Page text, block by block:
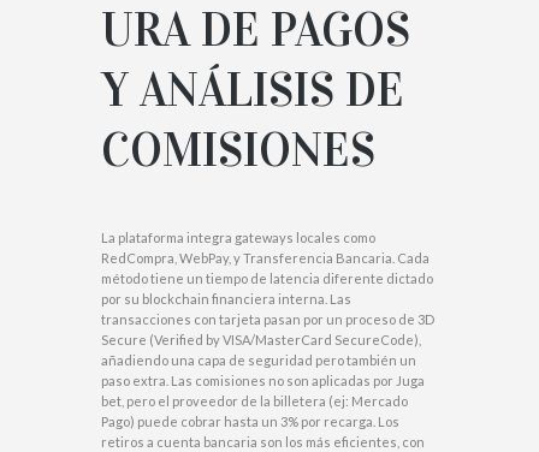
URA DE PAGOS
Y ANÁLISIS DE
COMISIONES
La plataforma integra gateways locales como
RedCompra, WebPay, y Transferencia Bancaria. Cada
método tiene un tiempo de latencia diferente dictado
por su blockchain financiera interna. Las
transacciones con tarjeta pasan por un proceso de 3D
Secure (Verified by VISA/MasterCard SecureCode),
añadiendo una capa de seguridad pero también un
paso extra. Las comisiones no son aplicadas por Juga
bet, pero el proveedor de la billetera (ej: Mercado
Pago) puede cobrar hasta un 3% por recarga. Los
retiros a cuenta bancaria son los más eficientes, con